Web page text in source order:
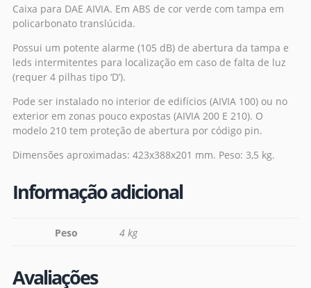
Caixa para DAE AIVIA. Em ABS de cor verde com tampa em
policarbonato translúcida.
Possui um potente alarme (105 dB) de abertura da tampa e
leds intermitentes para localização em caso de falta de luz
(requer 4 pilhas tipo ‘D’).
Pode ser instalado no interior de edifícios (AIVIA 100) ou no
exterior em zonas pouco expostas (AIVIA 200 E 210). O
modelo 210 tem proteção de abertura por código pin.
Dimensões aproximadas: 423x388x201 mm. Peso: 3,5 kg.
Informação adicional
Peso 4 kg
Avaliações